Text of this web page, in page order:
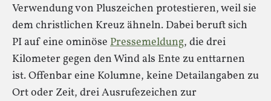
Verwendung von Pluszeichen protestieren, weil sie
dem christlichen Kreuz ähneln. Dabei beruft sich
PI auf eine ominöse Pressemeldung, die drei
Kilometer gegen den Wind als Ente zu enttarnen
ist. Offenbar eine Kolumne, keine Detailangaben zu
Ort oder Zeit, drei Ausrufezeichen zur